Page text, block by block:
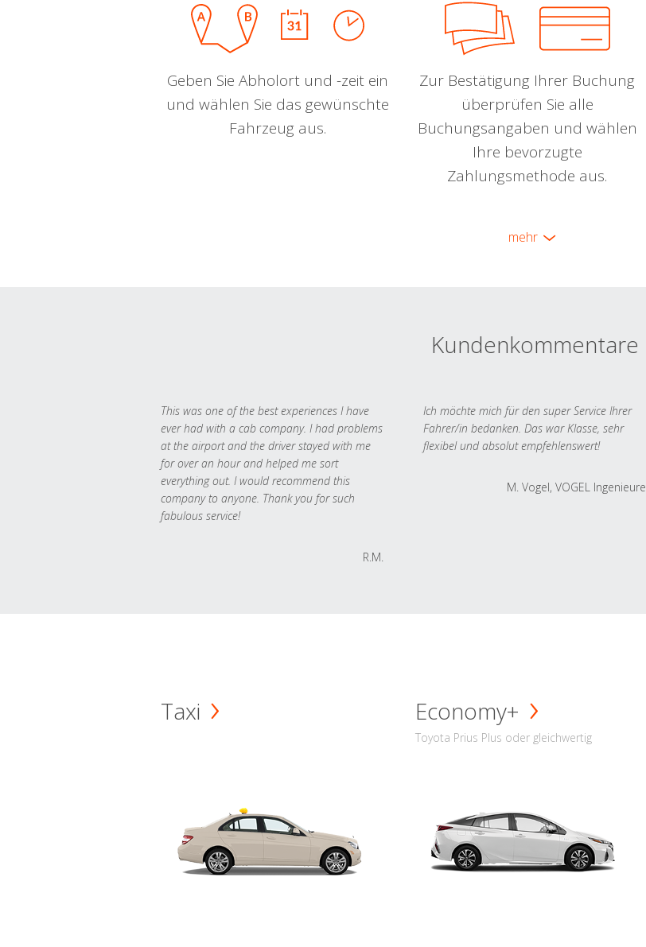
Geben Sie Abholort und -zeit ein
und wählen Sie das gewünschte
Fahrzeug aus.
Zur Bestätigung Ihrer Buchung
überprüfen Sie alle
Buchungsangaben und wählen
Ihre bevorzugte
Zahlungsmethode aus.
mehr
Kundenkommentare
This was one of the best experiences I have
ever had with a cab company. I had problems
at the airport and the driver stayed with me
for over an hour and helped me sort
everything out. I would recommend this
company to anyone. Thank you for such
fabulous service!
R.M.
Ich möchte mich für den super Service Ihrer
Fahrer/in bedanken. Das war Klasse, sehr
flexibel und absolut empfehlenswert!
M. Vogel, VOGEL Ingenieure
Taxi Economy+
Toyota Prius Plus oder gleichwertig